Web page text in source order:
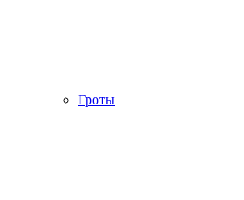
Гроты